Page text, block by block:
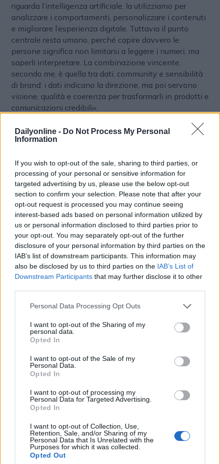
Dailyonline - Do Not Process My Personal
Information
If you wish to opt-out of the sale, sharing to third parties, or
processing of your personal or sensitive information for
targeted advertising by us, please use the below opt-out
section to confirm your selection. Please note that after your
opt-out request is processed you may continue seeing
interest-based ads based on personal information utilized by
us or personal information disclosed to third parties prior to
your opt-out. You may separately opt-out of the further
disclosure of your personal information by third parties on the
IAB’s list of downstream participants. This information may
also be disclosed by us to third parties on the IAB’s List of
Downstream Participants that may further disclose it to other
Personal Data Processing Opt Outs
I want to opt-out of the Sharing of my
personal data.
Opted In
I want to opt-out of the Sale of my
Personal Data.
Opted In
I want to opt-out of processing my
Personal Data for Targeted Advertising.
Opted In
I want to opt-out of Collection, Use,
Retention, Sale, and/or Sharing of my
Personal Data that Is Unrelated with the
Purposes for which it was collected.
Opted Out
riguarda l’intelligenza artificiale, la utilizziamo per
analizzare i comportamenti, personalizzare i contenuti
e migliorare l’esperienza digitale. Tuttavia il punto
centrale resta umano, perché capire davvero le
persone significa non limitarsi a leggere i numeri, ma
saperli interpretare. La combinazione vincente,
secondo me, è quella tra dati, community e sensibilità
di brand: i dati indicano la direzione, ma poi servono
visione, qualità e coerenza per trasformarli in prodotti e
comunicazioni credibili».
La vostra presenza a FIBO 2026 ha mostrato grande
attenzione all’innovazione. Quanto pesano ricerca e
«Direi che sono fondamentali.La ricerca è uno dei
pilastri della strategia ESN. Per noi innovare non
significa semplicemente lanciare tanti prodotti o
inseguire i trend del momento, ma capire dove sta
andando il consumatore e costruire soluzioni solide dal
punto di vista tecnico e realmente utilizzabili nella vita
quotidiana. FIBO 2026 ha mostrato molto bene questa
direzione, perché il mercato si sta muovendo verso
prodotti sempre più integrati nella routine quotidiana:
non soltanto allenamento, ma anche lavoro, viaggio,
gusto e alla consistenza del formato, aspetti
Oggi un prodotto non deve essere solo corretto dal
punto di vista tecnico, ma anche piacevole, pratico e
significa fare lavorare insieme scienza, ricerca,
performance e utilizzo quotidiano».
Come intendete muovervi sul mercato italiano? Quali
saranno i canali strategici più importanti?
«Utilizziamo unapproccio omnicanale che
comprende e-commerce, retail selezionato,
presenza su Amazon enaturalmente il mondo delle